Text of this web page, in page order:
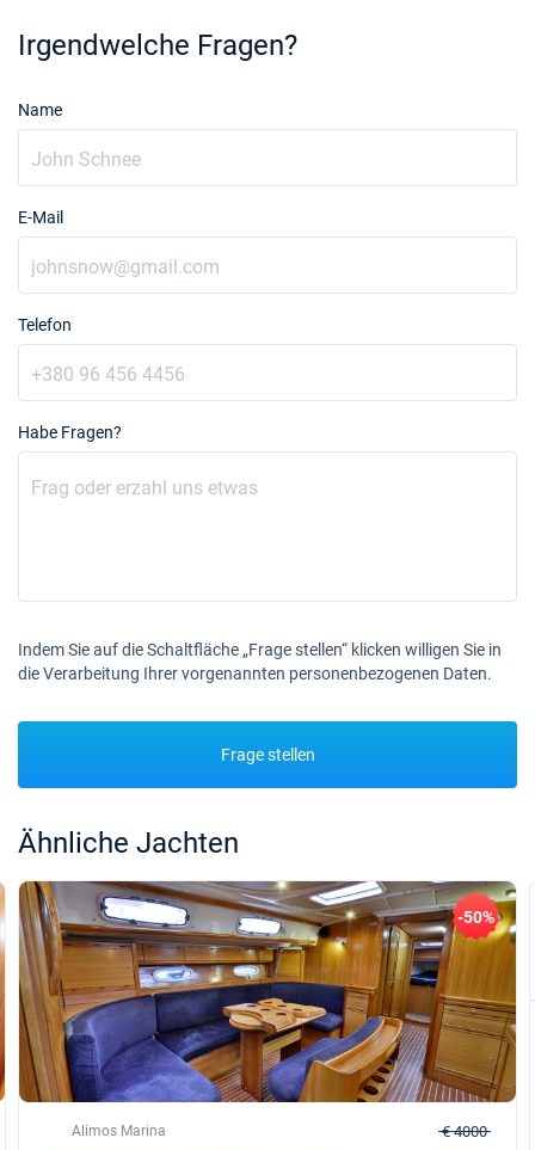
Irgendwelche Fragen?
Name
E-Mail
Telefon
Habe Fragen?
Indem Sie auf die Schaltfläche „Frage stellen“ klicken willigen Sie in
die Verarbeitung Ihrer vorgenannten personenbezogenen Daten.
Frage stellen
Ähnliche Jachten
-50%
Alimos Marina € 4000